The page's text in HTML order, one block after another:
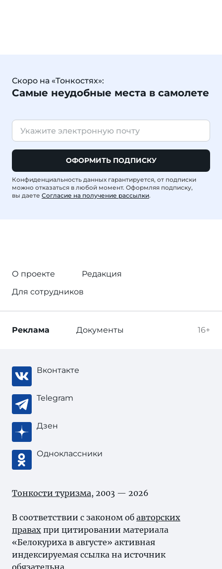
Скоро на «Тонкостях»:
Самые неудобные места в самолете
ОФОРМИТЬ ПОДПИСКУ
Конфиденциальность данных гарантируется, от подписки
можно отказаться в любой момент. Оформляя подписку,
вы даете Согласие на получение рассылки.
О проекте
Редакция
Для сотрудников
16+
Реклама Документы
Вконтакте
Telegram
Дзен
Одноклассники
Тонкости туризма, 2003 — 2026
В соответствии с законом об авторских
правах при цитировании материала
«Белокуриха в августе» активная
индексируемая ссылка на источник
обязательна.